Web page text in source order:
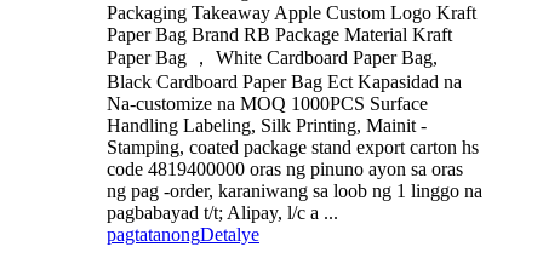
Packaging Takeaway Apple Custom Logo Kraft
Paper Bag Brand RB Package Material Kraft
Paper Bag ， White Cardboard Paper Bag,
Black Cardboard Paper Bag Ect Kapasidad na
Na-customize na MOQ 1000PCS Surface
Handling Labeling, Silk Printing, Mainit -
Stamping, coated package stand export carton hs
code 4819400000 oras ng pinuno ayon sa oras
ng pag -order, karaniwang sa loob ng 1 linggo na
pagbabayad t/t; Alipay, l/c a ...
pagtatanongDetalye